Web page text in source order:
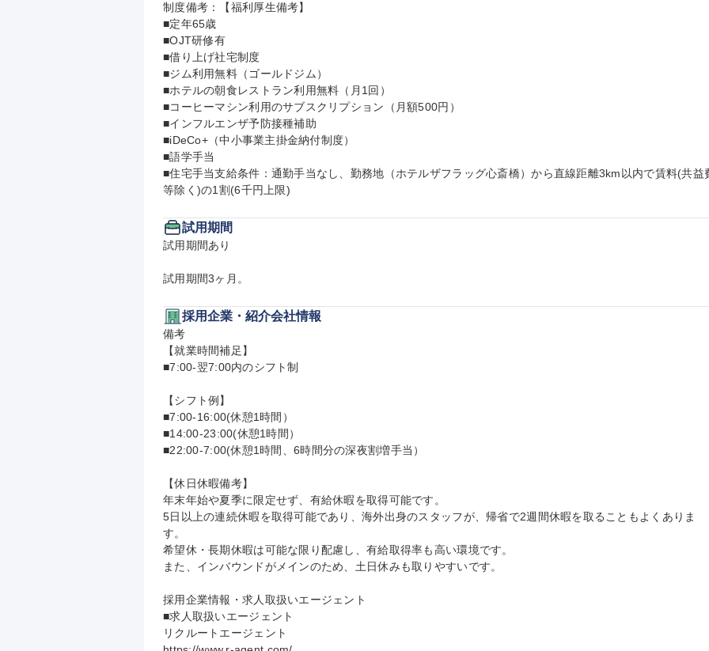
制度備考：【福利厚生備考】
■定年65歳
■OJT研修有
■借り上げ社宅制度
■ジム利用無料（ゴールドジム）
■ホテルの朝食レストラン利用無料（月1回）
■コーヒーマシン利用のサブスクリプション（月額500円）
■インフルエンザ予防接種補助
■iDeCo+（中小事業主掛金納付制度）
■語学手当
■住宅手当支給条件：通勤手当なし、勤務地（ホテルザフラッグ心斎橋）から直線距離3km以内で賃料(共益
等除く)の1割(6千円上限)
試用期間
試用期間あり
試用期間3ヶ月。
採用企業・紹介会社情報
備考
【就業時間補足】
■7:00-翌7:00内のシフト制
【シフト例】
■7:00-16:00(休憩1時間）
■14:00-23:00(休憩1時間）
■22:00-7:00(休憩1時間、6時間分の深夜割増手当）
【休日休暇備考】
年末年始や夏季に限定せず、有給休暇を取得可能です。
5日以上の連続休暇を取得可能であり、海外出身のスタッフが、帰省で2週間休暇を取ることもよくありま
す。
希望休・長期休暇は可能な限り配慮し、有給取得率も高い環境です。
また、インバウンドがメインのため、土日休みも取りやすいです。
採用企業情報・求人取扱いエージェント
■求人取扱いエージェント
リクルートエージェント